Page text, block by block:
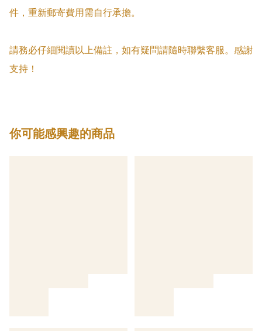
件，重新郵寄費用需自行承擔。
請務必仔細閱讀以上備註，如有疑問請隨時聯繫客服。感謝
支持！
你可能感興趣的商品